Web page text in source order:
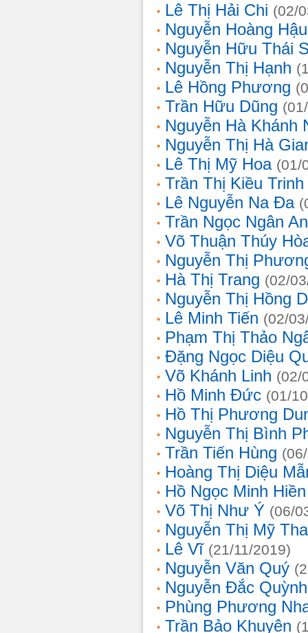
Lê Thị Hải Chi (02/
Nguyễn Hoàng Hậu
Nguyễn Hữu Thái
Nguyễn Thị Hạnh
Lê Hồng Phương
Trần Hữu Dũng
Nguyễn Hà Khánh
Nguyễn Thị Hà
Lê Thị Mỹ Hoa (01/
Trần Thị Kiều Trinh
Lê Nguyễn Na Đa
Trần Ngọc Ngân
Võ Thuận Thúy
Nguyễn Thị
Hà Thị Trang (02/
Nguyễn Thị Hồng
Lê Minh Tiến (02/
Phạm Thị Thảo
Đặng Ngọc Diệu
Võ Khánh Linh (02/
Hồ Minh Đức (01/
Hồ Thị Phương
Nguyễn Thị Bình
Trần Tiến Hùng
Hoàng Thị Diệu
Hồ Ngọc Minh Hiền
Võ Thị Như Ý (06/
Nguyễn Thị Mỹ
Lê Vĩ (21/11/2019)
Nguyễn Văn Quý
Nguyễn Đắc
Phùng Phương
Trần Bảo Khuyên